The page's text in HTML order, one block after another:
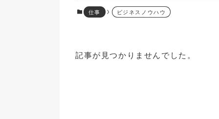
仕事 ビジネスノウハウ
記事が見つかりませんでした。